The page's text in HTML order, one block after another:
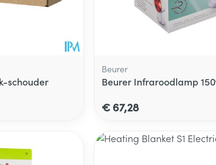
schouder
Beurer
Beurer Infraroodlamp
€ 67,28